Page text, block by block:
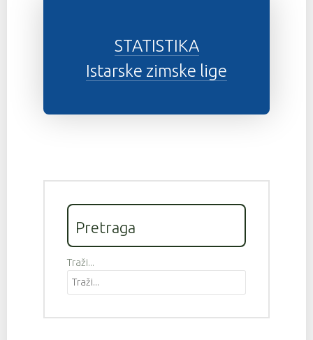
STATISTIKA
Istarske zimske lige
Pretraga
Traži...